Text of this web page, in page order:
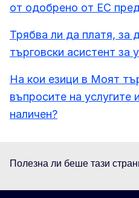
от одобрено от ЕС
Трябва ли да платя, за
търговски асистент за
На кои езици в Моят
въпросите на услугите
наличен?
Полезна ли беше тази